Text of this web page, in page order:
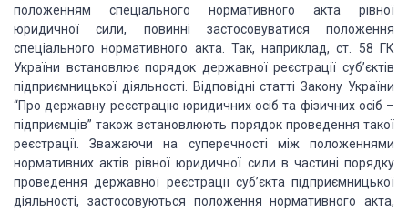
положенням спеціального нормативного акта рівної
юридичної сили, повинні застосовуватися положення
спеціального нормативного акта. Так, наприклад, ст. 58 ГК
України встановлюєпорядок державної реєстрації суб’єктів
підприємницької діяльності. Відповідні статті Закону України
“Про державну реєстрацію юридичних осіб та фізичнихосіб –
підприємців” також встановлюють порядок проведення такої
реєстрації. Зважаючи на суперечності між положеннями
нормативних актів рівної юридичної сили в частині порядку
проведення державної реєстрації суб’єкта підприємницької
діяльності, застосовуються положення нормативного акта,